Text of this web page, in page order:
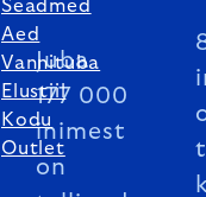
Juba
177 000
inimest
on
Seadmed
Aed
Vannituba
Elustiil
Kodu
Outlet